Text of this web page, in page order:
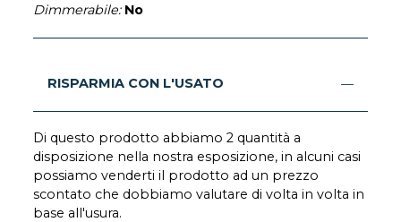
Dimmerabile: No
RISPARMIA CON L'USATO
Di questo prodotto abbiamo 2 quantità a
disposizione nella nostra esposizione, in alcuni casi
possiamo venderti il prodotto ad un prezzo
scontato che dobbiamo valutare di volta in volta in
base all'usura.